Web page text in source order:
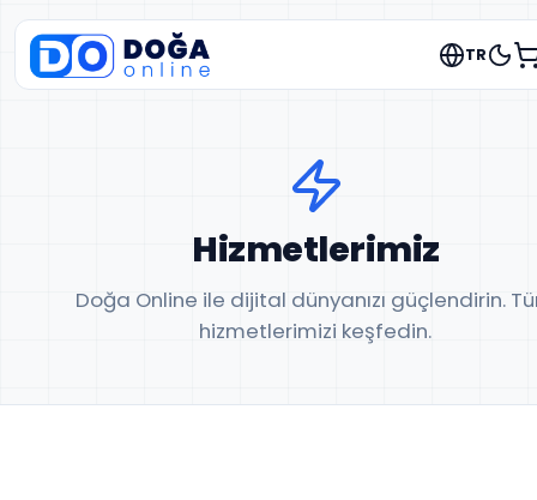
TR
Hizmetlerimiz
Doğa Online ile dijital dünyanızı güçlendirin.
hizmetlerimizi keşfedin.